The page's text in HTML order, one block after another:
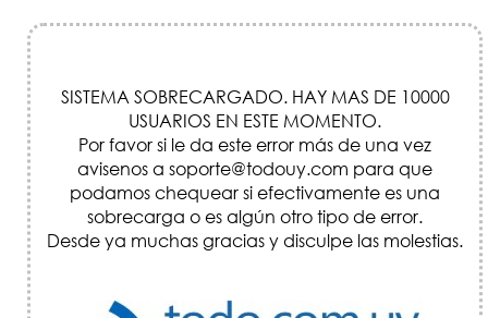
SISTEMA SOBRECARGADO. HAY MAS DE 10000
USUARIOS EN ESTE MOMENTO.
Por favor si le da este error más de una vez
avisenos a soporte@todouy.com para que
podamos chequear si efectivamente es una
sobrecarga o es algún otro tipo de error.
Desde ya muchas gracias y disculpe las molestias.